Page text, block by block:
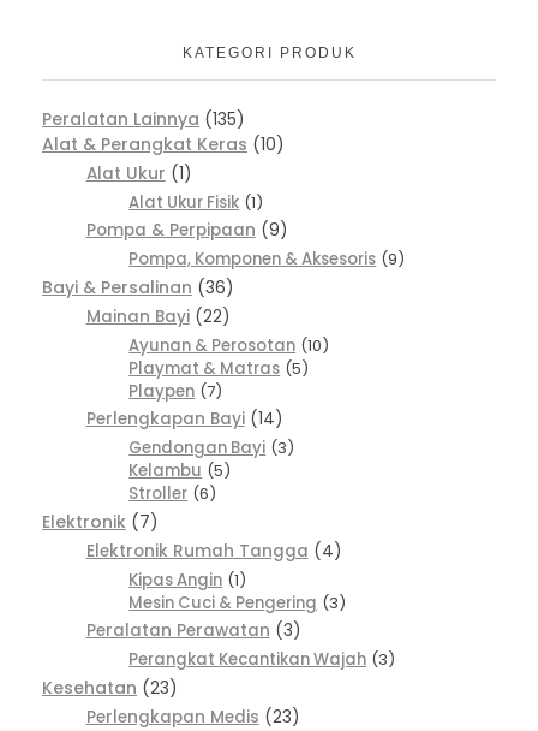
KATEGORI PRODUK
Peralatan Lainnya 135
Alat & Perangkat Keras 10
Alat Ukur
1
Alat Ukur Fisik 1
Pompa & Perpipaan
9
Pompa, Komponen & Aksesoris 9
Bayi & Persalinan 36
Mainan Bayi 22
Ayunan & Perosotan 10
Playmat & Matras 5
Playpen 7
Perlengkapan Bayi 14
Gendongan Bayi 3
Kelambu 5
Stroller 6
Elektronik 7
Elektronik Rumah Tangga
4
Kipas Angin 1
Mesin Cuci & Pengering 3
Peralatan Perawatan
3
Perangkat Kecantikan Wajah 3
Kesehatan 23
Perlengkapan Medis
23